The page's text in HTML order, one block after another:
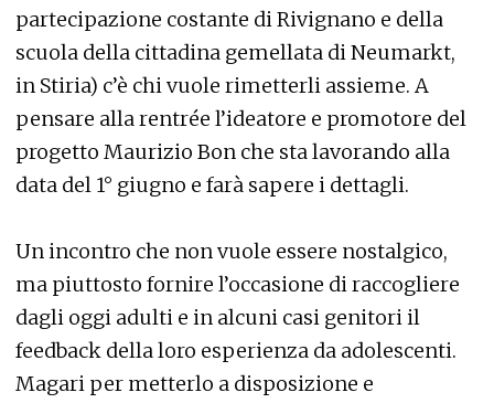
partecipazione costante di Rivignano e della
scuola della cittadina gemellata di Neumarkt,
in Stiria) c’è chi vuole rimetterli assieme. A
pensare alla rentrée l’ideatore e promotore del
progetto Maurizio Bon che sta lavorando alla
data del 1° giugno e farà sapere i dettagli.
Un incontro che non vuole essere nostalgico,
ma piuttosto fornire l’occasione di raccogliere
dagli oggi adulti e in alcuni casi genitori il
feedback della loro esperienza da adolescenti.
Magari per metterlo a disposizione e